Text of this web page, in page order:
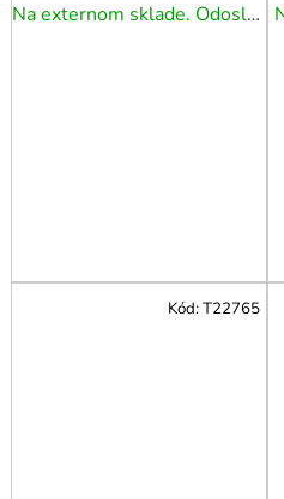
Na externom sklade. Odoslanie 3 - 5 prac. dní.
Kód:T22765